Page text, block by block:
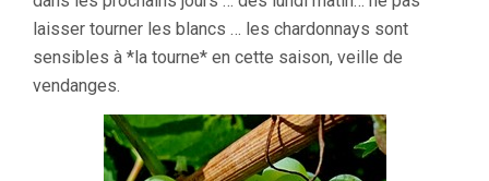
laisser tourner les blancs … les chardonnays sont
sensibles à *la tourne* en cette saison, veille de
vendanges.